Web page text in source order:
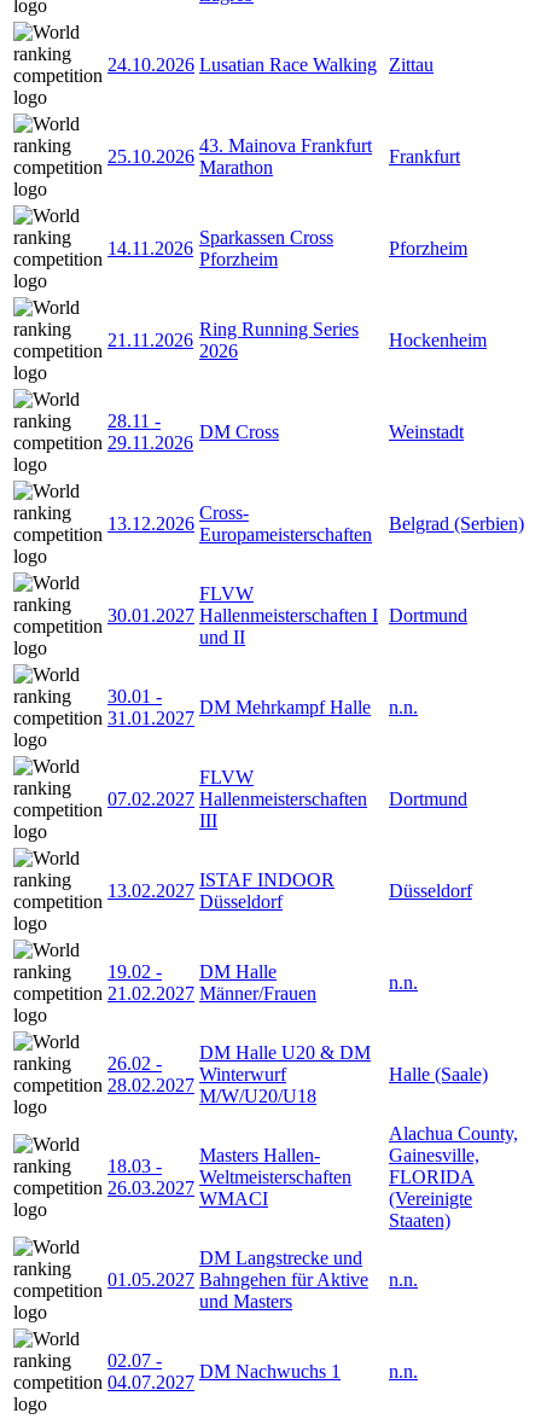
24.10.2026 Lusatian Race Walking Zittau
25.10.2026
43. Mainova Frankfurt
Marathon
Frankfurt
14.11.2026
Sparkassen Cross
Pforzheim
Pforzheim
21.11.2026
Ring Running Series
2026
Hockenheim
28.11 -
29.11.2026
DM Cross Weinstadt
13.12.2026
Cross-
Europameisterschaften
Belgrad (Serbien)
30.01.2027
FLVW
Hallenmeisterschaften I
und II
Dortmund
30.01 -
31.01.2027
DM Mehrkampf Halle n.n.
07.02.2027
FLVW
Hallenmeisterschaften
III
Dortmund
13.02.2027
ISTAF INDOOR
Düsseldorf
Düsseldorf
19.02 -
21.02.2027
DM Halle
Männer/Frauen
n.n.
26.02 -
28.02.2027
DM Halle U20 & DM
Winterwurf
M/W/U20/U18
Halle (Saale)
18.03 -
26.03.2027
Masters Hallen-
Weltmeisterschaften
WMACI
Alachua County,
Gainesville,
FLORIDA
(Vereinigte
Staaten)
01.05.2027
DM Langstrecke und
Bahngehen für Aktive
und Masters
n.n.
02.07 -
04.07.2027
DM Nachwuchs 1 n.n.